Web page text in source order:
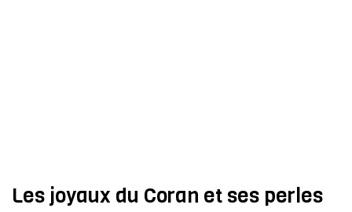
Les joyaux du Coran et ses perles